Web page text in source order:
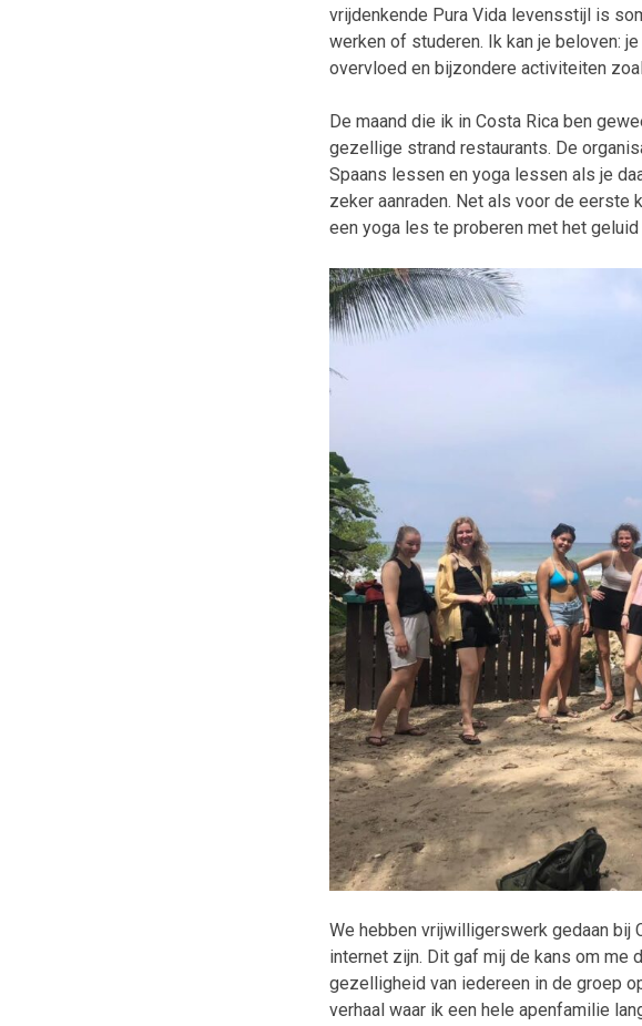
vrijdenkende Pura Vida levensstijl is
werken of studeren. Ik kan je beloven:
overvloed en bijzondere activiteiten
De maand die ik in Costa Rica ben
gezellige strand restaurants. De
Spaans lessen en yoga lessen als je
zeker aanraden. Net als voor de
een yoga les te proberen met het geluid
We hebben vrijwilligerswerk gedaan bij
internet zijn. Dit gaf mij de kans om me
gezelligheid van iedereen in de groep
verhaal waar ik een hele apenfamilie